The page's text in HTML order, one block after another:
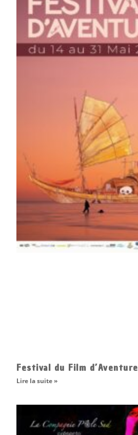
Festival du Film d’Aventure
Lire la suite »